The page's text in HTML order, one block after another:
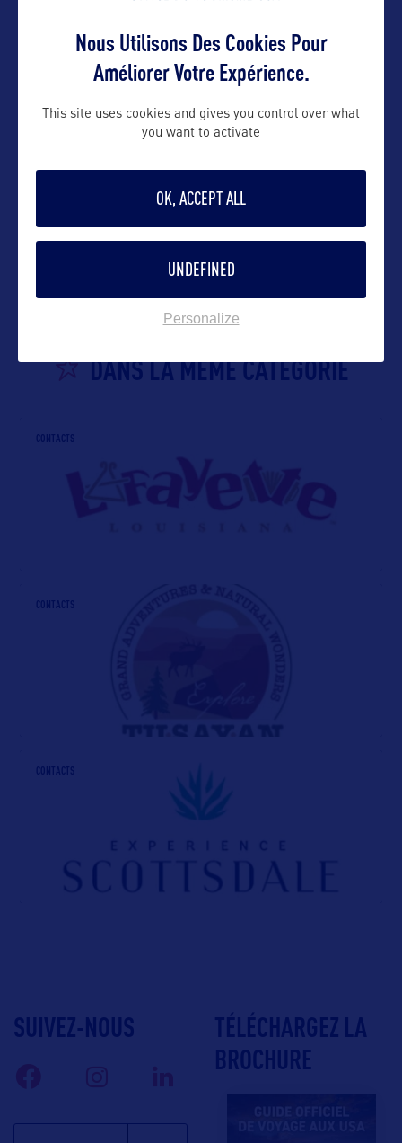
VOIR LE SITE
DANS LA MÊME CATEGORIE
CONTACTS
CONTACTS
CONTACTS
SUIVEZ-NOUS
TÉLÉCHARGEZ LA
BROCHURE
Nous Utilisons Des Cookies Pour
Améliorer Votre Expérience.
This site uses cookies and gives you control over what
you want to activate
OK, ACCEPT ALL
UNDEFINED
Personalize